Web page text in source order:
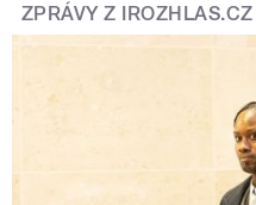
ZPRÁVY Z IROZHLAS.CZ